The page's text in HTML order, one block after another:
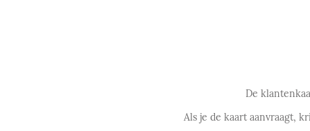
De
Als je de kaart aanvraagt,